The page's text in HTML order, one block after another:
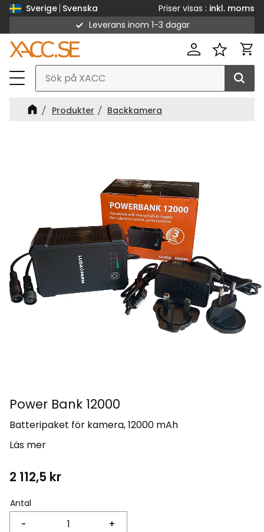
Sverige Svenska Priser visas
inkl. moms
Leverans inom 1-3 dagar
Produkter Backkamera
Power Bank 12000
Batteripaket för kamera, 12000 mAh
Läs mer
2 112,5 kr
Antal
+
-